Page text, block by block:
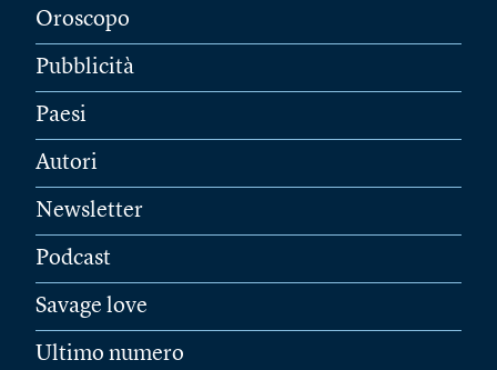
Oroscopo
Pubblicità
Paesi
Autori
Newsletter
Podcast
Savage love
Ultimo numero